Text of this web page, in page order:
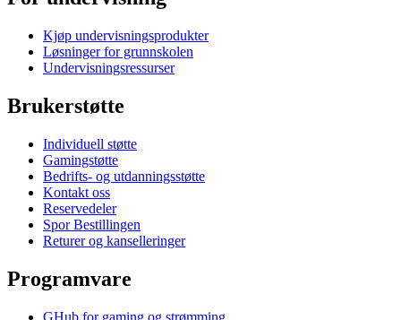
Kjøp undervisningsprodukter
Løsninger for grunnskolen
Undervisningsressurser
Brukerstøtte
Individuell støtte
Gamingstøtte
Bedrifts- og utdanningsstøtte
Kontakt oss
Reservedeler
Spor Bestillingen
Returer og kanselleringer
Programvare
GHub for gaming og strømming